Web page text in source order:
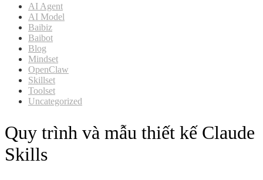
AI Agent
AI Model
Baibiz
Baibot
Blog
Mindset
OpenClaw
Skillset
Toolset
Uncategorized
Quy trình và mẫu thiết kế Claude
Skills